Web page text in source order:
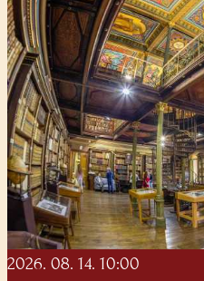
2026. 08. 14. 10:00